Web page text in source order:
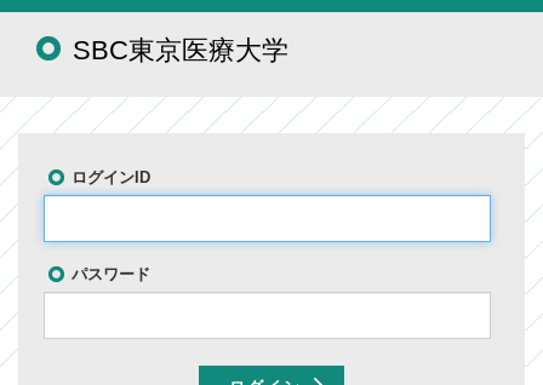
SBC東京医療大学
ログインID
パスワード